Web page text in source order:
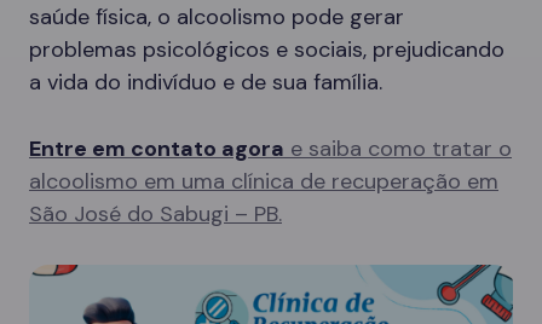
saúde física, o alcoolismo pode gerar
problemas psicológicos e sociais, prejudicando
a vida do indivíduo e de sua família.
Entre em contato agora e saiba como tratar o
alcoolismo em uma clínica de recuperação em
São José do Sabugi – PB.